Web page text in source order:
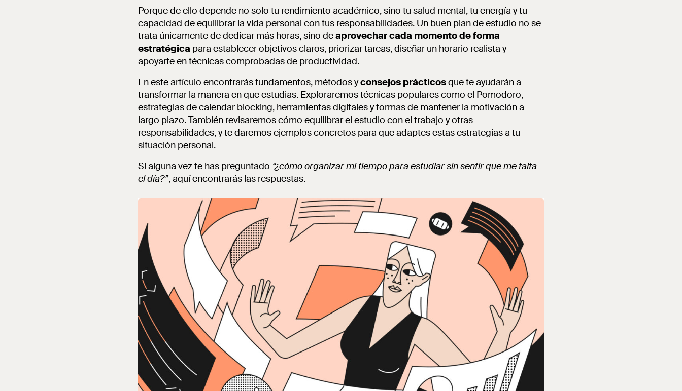
Porque de ello depende no solo tu rendimiento académico, sino tu salud mental, tu energía y tu
capacidad de equilibrar la vida personal con tus responsabilidades. Un buen plan de estudio no se
trata únicamente de dedicar más horas, sino deaprovechar cada momento de forma
estratégica para establecer objetivos claros, priorizar tareas, diseñar un horario realista y
apoyarte en técnicas comprobadas de productividad.
En este artículo encontrarás fundamentos, métodos yconsejos prácticosque te ayudarán a
transformar la manera en que estudias. Exploraremos técnicas populares como el Pomodoro,
estrategias de calendar blocking, herramientas digitales y formas de mantener la motivación a
largo plazo. También revisaremos cómo equilibrar el estudio con el trabajo y otras
responsabilidades, y te daremos ejemplos concretos para que adaptes estas estrategias a tu
situación personal.
Si alguna vez te has preguntado “¿cómo organizar mi tiempo para estudiar sin sentir que me falta
el día?”, aquí encontrarás las respuestas.